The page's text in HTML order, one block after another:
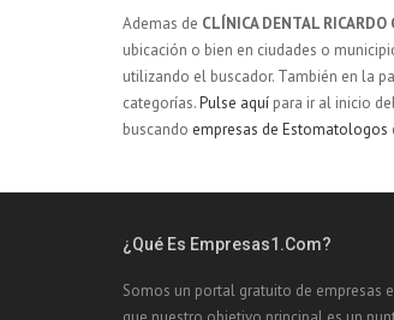
Ademas de CLÍNICA DENTAL RICARDO
ubicación o bien en ciudades o
utilizando el buscador. También en la
categorías.Pulse aquí para ir al inicio
buscando empresas de Estomatologos
¿Qué Es Empresas1.com?
Somos un portal gratuito de empresas